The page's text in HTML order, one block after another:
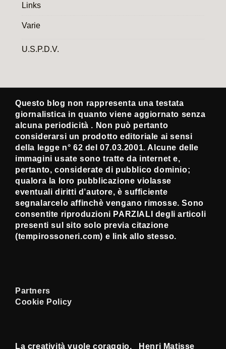
Links
Varie
U.S.P.D.V.
Questo blog non rappresenta una testata
giornalistica in quanto viene aggiornato senza
alcuna periodicità . Non può pertanto
considerarsi un prodotto editoriale ai sensi
della legge n° 62 del 07.03.2001. Alcune delle
immagini usate sono tratte da internet e,
pertanto, considerate di pubblico dominio;
qualora la loro pubblicazione violasse
eventuali diritti d’autore, è sufficiente
segnalarcelo affinchè vengano rimosse. Sono
consentite riproduzioni PARZIALI degli articoli
presenti sul sito solo previa citazione
(tempirossoneri.com) e link allo stesso.
Partners
Cookie Policy
La creatività vuole coraggio. Henri Matisse